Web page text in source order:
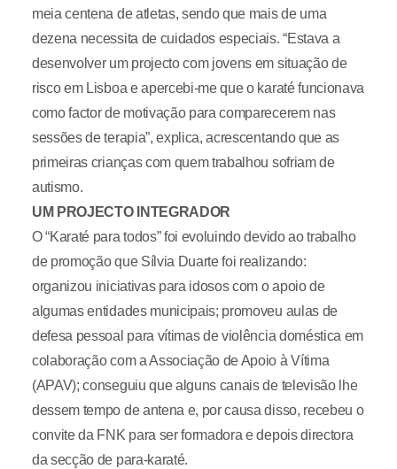
meia centena de atletas, sendo que mais de uma
dezena necessita de cuidados especiais. “Estava a
desenvolver um projecto com jovens em situação de
risco em Lisboa e apercebi-me que o karaté funcionava
como factor de motivação para comparecerem nas
sessões de terapia”, explica, acrescentando que as
primeiras crianças com quem trabalhou sofriam de
autismo.
UM PROJECTO INTEGRADOR
O “Karaté para todos” foi evoluindo devido ao trabalho
de promoção que Sílvia Duarte foi realizando:
organizou iniciativas para idosos com o apoio de
algumas entidades municipais; promoveu aulas de
defesa pessoal para vítimas de violência doméstica em
colaboração com a Associação de Apoio à Vítima
(APAV); conseguiu que alguns canais de televisão lhe
dessem tempo de antena e, por causa disso, recebeu o
convite da FNK para ser formadora e depois directora
da secção de para-karaté.